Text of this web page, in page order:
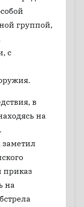
группой,
с
в
на
приказ
на